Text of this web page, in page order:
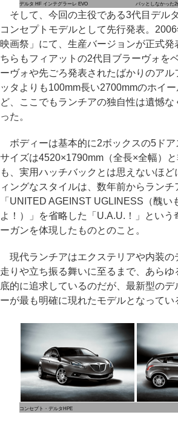
デルタ HF インテグラーレ EVO パッとしなかった2
そして、今回の主役である3代目デル
コンセプトモデルとして先行発表。
映画祭」にて、生産バージョンが正式発
ちらもフィアットの2代目ブラーヴォを
ーヴォや先ごろ発表されたばかりのア
ッタよりも100mm長い2700mmのホイ
ど、ここでもランチアの独自性は遺憾
った。
ボディーは基本的に2ボックスの5ドア
サイズは4520×1790mm（全長×全幅）
も、実用ハッチバックとは思えないほ
ィングなスタイルは、数年前からランチ
「UNITED AGEINST UGLINESS（醜い
よ！）」を省略した「U.A.U.！」という
ーガンを体現したものとのこと。
現代ランチアはエクステリアや内装の
走りや立ち振る舞いに至るまで、あらゆ
底的に追求しているのだが、最新型の
ーが最も明確に現れたモデルとなってい
コンセプト・デルタHPE